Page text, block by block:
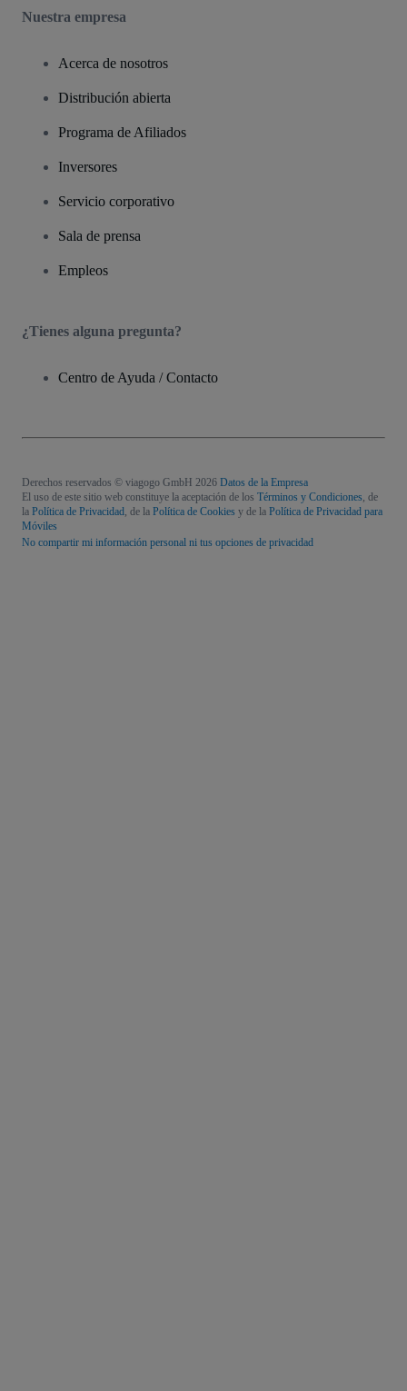
Nuestra empresa
Acerca de nosotros
Distribución abierta
Programa de Afiliados
Inversores
Servicio corporativo
Sala de prensa
Empleos
¿Tienes alguna pregunta?
Centro de Ayuda / Contacto
Derechos reservados © viagogo GmbH 2026 Datos de la Empresa
El uso de este sitio web constituye la aceptación de los Términos y Condiciones, de
la Política de Privacidad, de la Política de Cookies y de la Política de Privacidad para
Móviles
No compartir mi información personal ni tus opciones de privacidad